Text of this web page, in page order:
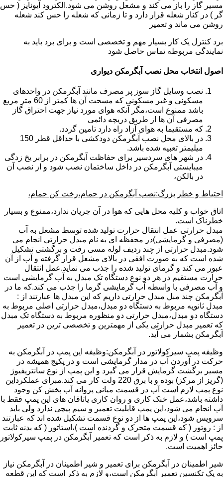
مسیر گاز را باز می کند و مشعل روشن می شود.الکترود آیونایز ( حس
گر ) در کنار شعله قرار دارد و تا زمانی که شعله را حس کند شعله
روشن می ماند و تعمیر
برد کنترل یک کار بسیار مهم و تخصصی است و برای برد باید به
نمایندگی مربوطه تماس حاصل شود
اصول انتخاب محل نصب آبگرمکن دیواری
نصب وسایل گاز سوز پر مصرف مانند آبگرمکن در واحدهای
مسکونی و غیر مسکونی که مسحت آن ها کمتر از 60 متر مربع
باشد ممنوع است،مگر آنکه هوای مورد نیاز جهت احتراق گاز
مصرفی آن ها از طریق دریچه دائمی
که مستقیما به هوای آزاد راه دارد تامین گردد.
در بالای محل نصب آبگرمکن دودکشی با حداقل قطر 150
میلیمتر تعبیه شده باشد.
در شهر های سردسیر برای حفاظت آبگرمکن در برابر یخ زدگی
میبایستی آبگرمکن در داخل ساختمان نصب شود و از نصب آن
در بالکن،
احتیاط و خطر بزرگ:نصب آبگرمکن در حمام،رخت کن حمام،
اتاق خواب و کلیه محل هایی که هوا در آن جریان ندارد،ممنوع و بسیار
خطرناک است.
مبدل حرارتی عمل انتقال حرارت تولید شده توسط مشعل به آب
(مصرفی و گرمایشی)در محفظه ای به نام مبدل حرارتی انجام می
شود.مبدل حرارتی از چند ردیف لوله مسی رفت و برگشتی تشکیل
شده است که به صورت افقی در بالای مشعل قرار گرفته و آب از آن
عبور می کند و گرمای تولید شده را جذب می نماید.عمل انتقال
حرارت مستقیم در هر دو نوع دستگاه تک مبدل به آب گرمایشی است
و آب مصرفی با واسطه آب گرمایشی گرما را جذب می کند.که ما در
آبگرمکن چند مبل مبدل حرارتی داریم که این مبدل ها عبارتند از :
مبدل ثانویه مربوط به دستگاه دو مبدل،مبدل حرارتی اصلی مربوط به
دستگاه دو مبدل،مبدل حرارتی دو منظوره مربوط به دستگاه تک مبدل
که تعمیر مبدل حرارتی یکی از مهمترین و تخصصی ترین در تعمیر
آبگرمکن بشمار می آید.
وظیفه پمپ سیرکولاتور در آبگرمکن:وظیفه این پمپ در آبگرمکن به
حرکت در آوردن آب در مدار گرمایشی است و در پکیج همیشه در
مسیر برگشت گرمایش قرار می گیرد و این پمپ از نوع سانتریفیوژ
(گریز از مرکز) بوده و با برق 220 ولت کار می کند.مبرای عملکرداین
نوع پمپ لازم است آب در قسمت میانی پروانه آب پخش کن وجود
داشته باشد،عمل خنک کاری و روان کاری یاتاقان های این پمپ فقط با
آب انجام می شود،این پمپ قابلیت تعمیر و سیم پیچی ندارد ولی باید
سرویس شود،این پمپ ها از دو نوع قسمت تشکیل شده اند که عبارتند
از : روتور ( که قسمت متحرک و گردنده است )،استاتور ( که بدنه ثابت
پمپ است ) و لازم به ذکر است که تعمیر آبگرمکن در پمپ سیرکولاتور
حائز اهمیت است.
شیر اطمینان در آبگرمکن برای تعمیر و شیر اطمینان در آبگرمکن نیاز
به یک تکنسین تعمیر آبگرمکن است،و لازم به ذکر است که این قطعه